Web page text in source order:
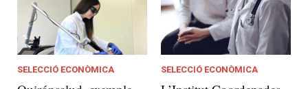
SELECCIÓ ECONÒMICA SELECCIÓ ECONÒMICA